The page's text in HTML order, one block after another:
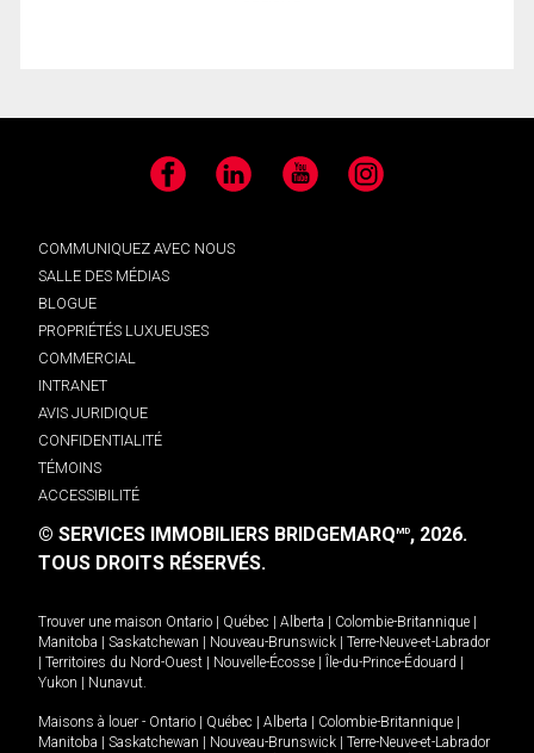
Facebook LinkedIn YouTube Instagram
COMMUNIQUEZ AVEC NOUS
SALLE DES MÉDIAS
BLOGUE
PROPRIÉTÉS LUXUEUSES
COMMERCIAL
INTRANET
AVIS JURIDIQUE
CONFIDENTIALITÉ
TÉMOINS
ACCESSIBILITÉ
© SERVICES IMMOBILIERS BRIDGEMARQMD, 2026.
TOUS DROITS RÉSERVÉS.
Trouver une maison Ontario Québec Alberta Colombie-Britannique
Manitoba
Saskatchewan Nouveau-Brunswick
Terre-Neuve-et-Labrador
Territoires du Nord-Ouest Nouvelle-Écosse Île-du-Prince-Édouard
Yukon
Nunavut.
Maisons à louer - Ontario Québec Alberta Colombie-Britannique
Manitoba
Saskatchewan Nouveau-Brunswick
Terre-Neuve-et-Labrador